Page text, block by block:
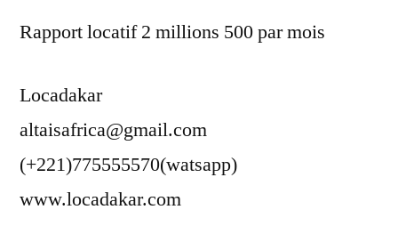
Rapport locatif 2 millions 500 par mois
Locadakar
altaisafrica@gmail.com
(+221)775555570(watsapp)
www.locadakar.com